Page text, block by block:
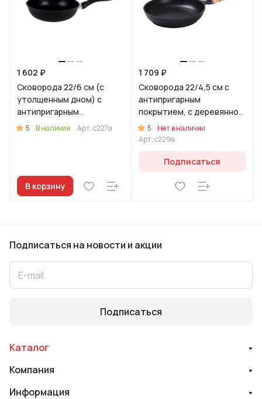
1 602 ₽
Сковорода 22/6 см (с
утолщенным дном) с
антипригарным
покрытием, с ручкой
5 В наличии Арт.с227а
В корзину
1 709 ₽
Сковорода 22/4,5 см с
антипригарным
покрытием, с деревянной
ручкой.
5
Нет в наличии
Арт.с229а
Подписаться
Подписаться на новости и акции
Подписаться
Каталог
Компания
Информация